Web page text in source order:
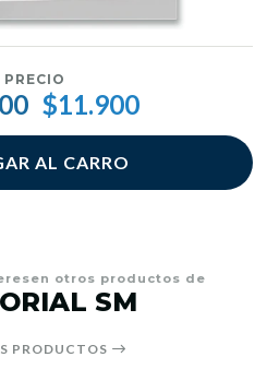
PRECIO
$11.900
AL CARRO
otros productos de
SM
PRODUCTOS